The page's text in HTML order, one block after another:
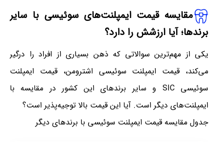
مقایسه قیمت ایمپلنت‌های سوئیسی با سایر
برندها؛ آیا ارزشش را دارد؟
یکی از مهم‌ترین سوالاتی که ذهن بسیاری از افراد را درگیر
می‌کند، قیمت ایمپلنت سوئیسی اشترومن، قیمت ایمپلنت
سوئیسی SIC و سایر برندهای این کشور در مقایسه با
ایمپلنت‌های دیگر است. آیا این قیمت بالا توجیه‌پذیر است؟
جدول مقایسه قیمت ایمپلنت سوئیسی با برندهای دیگر